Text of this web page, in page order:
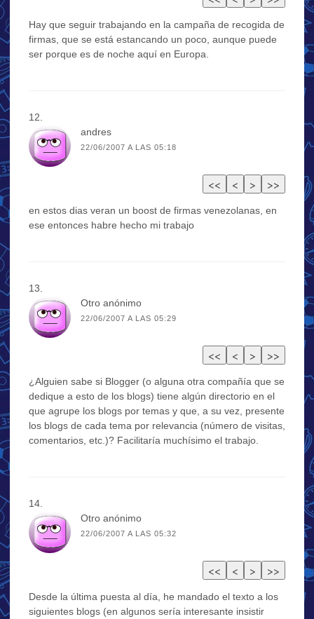
Hay que seguir trabajando en la campaña de recogida de
firmas, que se está estancando un poco, aunque puede
ser porque es de noche aquí en Europa.
andres
22/06/2007 A LAS 05:18
en estos dias veran un boost de firmas venezolanas, en
ese entonces habre hecho mi trabajo
Otro anónimo
22/06/2007 A LAS 05:29
¿Alguien sabe si Blogger (o alguna otra compañía que se
dedique a esto de los blogs) tiene algún directorio en el
que agrupe los blogs por temas y que, a su vez, presente
los blogs de cada tema por relevancia (número de visitas,
comentarios, etc.)? Facilitaría muchísimo el trabajo.
Otro anónimo
22/06/2007 A LAS 05:32
Desde la última puesta al día, he mandado el texto a los
siguientes blogs (en algunos sería interesante insistir